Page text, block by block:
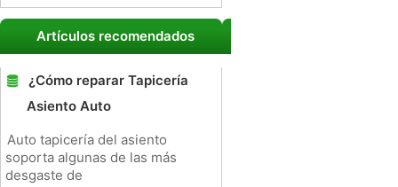
Artículos recomendados
¿Cómo reparar Tapicería
Asiento Auto
Auto tapicería del asiento
soporta algunas de las más
desgaste de